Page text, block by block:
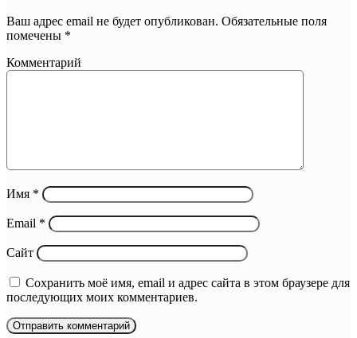
Ваш адрес email не будет опубликован. Обязательные поля
помечены *
Комментарий
Имя *
Email *
Сайт
Сохранить моё имя, email и адрес сайта в этом браузере для
последующих моих комментариев.